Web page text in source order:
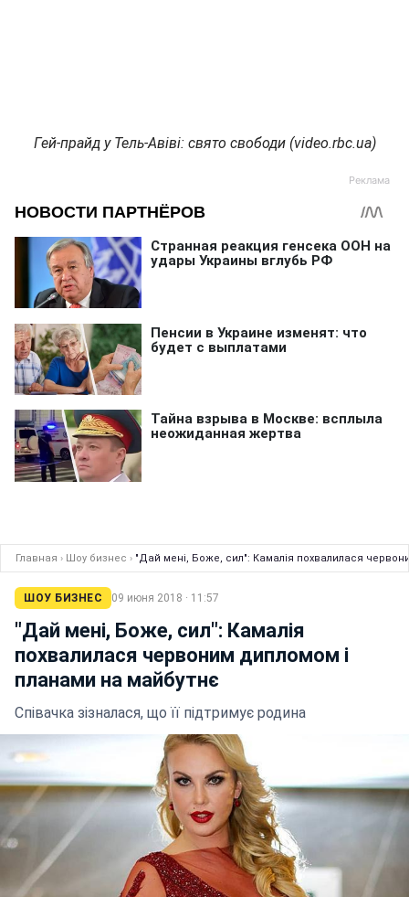
Гей-прайд у Тель-Авіві: свято свободи (video.rbc.ua)
Главная › Шоу бизнес › "Дай мені, Боже, сил": Камалія похвалилася
ШОУ БИЗНЕС 09 июня 2018 · 11:57
"Дай мені, Боже, сил": Камалія
похвалилася червоним дипломом і
планами на майбутнє
Співачка зізналася, що її підтримує родина